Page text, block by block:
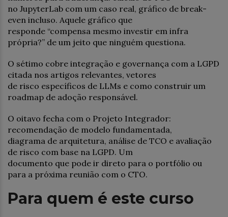
no JupyterLab com um caso real, gráfico de break-
even incluso. Aquele gráfico que
responde “compensa mesmo investir em infra
própria?” de um jeito que ninguém questiona.
O sétimo cobre integração e governança com a LGPD
citada nos artigos relevantes, vetores
de risco específicos de LLMs e como construir um
roadmap de adoção responsável.
O oitavo fecha com o Projeto Integrador:
recomendação de modelo fundamentada,
diagrama de arquitetura, análise de TCO e avaliação
de risco com base na LGPD. Um
documento que pode ir direto para o portfólio ou
para a próxima reunião com o CTO.
Para quem é este curso